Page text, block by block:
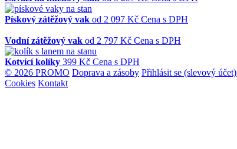
Pískový zátěžový vak od 2 097 Kč Cena s DPH
Vodní zátěžový vak od 2 797 Kč Cena s DPH
Kotvící kolíky 399 Kč Cena s DPH
© 2026 PROMO Doprava a zásoby Přihlásit se (slevový účet)
Cookies Kontakt